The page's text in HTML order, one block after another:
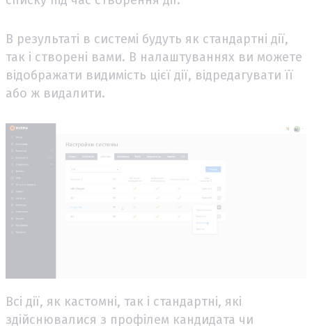
В результаті в системі будуть як стандартні дії,
так і створені вами. В налаштуваннях ви можете
відображати видимість цієї дії, відредагувати її
або ж видалити.
Всі дії, як кастомні, так і стандартні, які
здійснювалися з профілем кандидата чи